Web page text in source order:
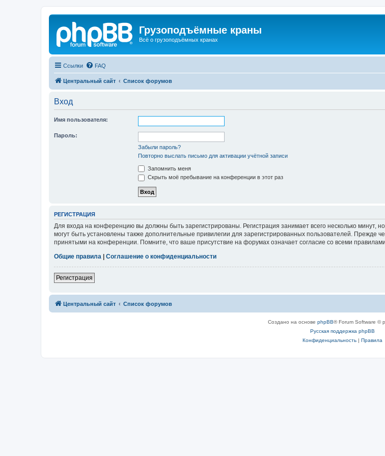
Грузоподъёмные краны
Всё о грузоподъёмных кранах
Ссылки FAQ
Центральный сайт Список форумов
Вход
Имя пользователя:
Пароль:
Забыли пароль?
Повторно выслать письмо для активации учётной записи
Запомнить меня
Скрыть моё пребывание на конференции в этот раз
РЕГИСТРАЦИЯ
Для входа на конференцию вы должны быть зарегистрированы. Регистрация занимает всего несколько
могут быть установлены также дополнительные привилегии для зарегистрированных пользователей. Прежде
принятыми на конференции. Помните, что ваше присутствие на форумах означает согласие со всеми
Общие правила
Соглашение о конфиденциальности
Регистрация
Центральный сайт Список форумов
Создано на основе phpBB® Forum Software ©
Русская поддержка phpBB
Конфиденциальность| Правила